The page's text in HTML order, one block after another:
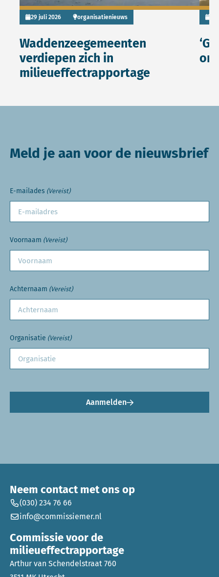
Waddenzeegemeenten
verdiepen zich in
milieueffectrapportage
29 juli 2026 organisatienieuws
Meld je aan voor de nieuwsbrief
E-mailades (Vereist)
Voornaam (Vereist)
Achternaam (Vereist)
Organisatie (Vereist)
Aanmelden
Neem contact met ons op
(030) 234 76 66
info@commissiemer.nl
Commissie voor de
milieueffectrapportage
Arthur van Schendelstraat 760